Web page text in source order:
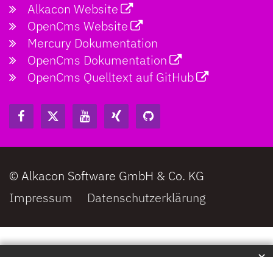
Alkacon Website
OpenCms Website
Mercury Dokumentation
OpenCms Dokumentation
OpenCms Quelltext auf GitHub
© Alkacon Software GmbH & Co. KG
Impressum
Datenschutzerklärung